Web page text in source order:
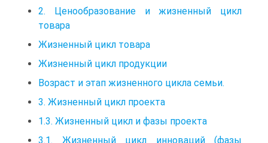
2. Ценообразование и жизненный цикл
товара
Жизненный цикл товара
Жизненный цикл продукции
Возраст и этап жизненного цикла семьи.
3. Жизненный цикл проекта
1.3. Жизненный цикл и фазы проекта
3.1. Жизненный цикл инноваций (фазы